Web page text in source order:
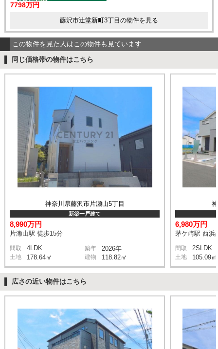
7798万円
藤沢市辻堂新町3丁目の物件を見る
この物件を見た人はこの物件も見ています
同じ価格帯の物件はこちら
神奈川県藤沢市片瀬山5丁目
新築一戸建て
8,990万円
片瀬山駅 徒歩15分
間取 4LDK 築年 2026年
土地 178.64㎡ 建物 118.82㎡
6,980万円
茅ケ崎駅 西浜
間取 2SLDK
土地 105.09㎡
広さの近い物件はこちら